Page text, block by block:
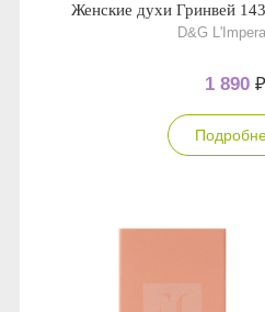
Женские духи Гринвей
D&G
1 890 ₽